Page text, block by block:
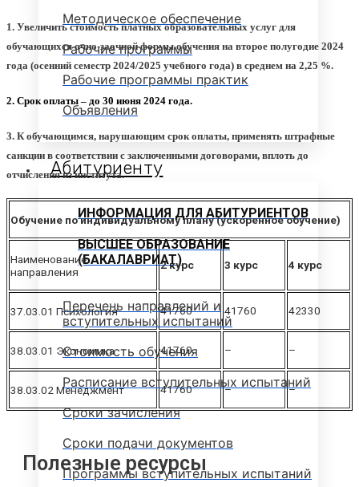
Методическое обеспечение
Рабочие программы
Рабочие программы практик
Объявления
Абитуриенту
ИНФОРМАЦИЯ ДЛЯ АБИТУРИЕНТОВ
ВЫСШЕЕ ОБРАЗОВАНИЕ
(БАКАЛАВРИАТ)
Перечень направлений и
вступительных испытаний
Стоимость обучения
Расписание вступительных испытаний
Сроки зачисления
Сроки подачи документов
Программы вступительных испытаний
1. Увеличить стоимость платных образовательных услуг для
обучающихся очно-заочной формы обучения на второе полугодие 2024
года (осенний семестр 2024/2025 учебного года) в среднем на 2,25 %.
2. Срок оплаты – до 30 июня 2024 года.
3. К обучающимся, нарушающим срок оплаты, применять штрафные
санкции в соответствии с заключенными договорами, вплоть до
отчисления из института.
Обучение по индивидуальному плану (ускоренное обучение)
Наименование
направления
2 курс 3 курс 4 курс
37.03.01 Психология 41760 41760 42330
38.03.01 Экономика 41760 – –
38.03.02 Менеджмент 41760 – –
Полезные ресурсы